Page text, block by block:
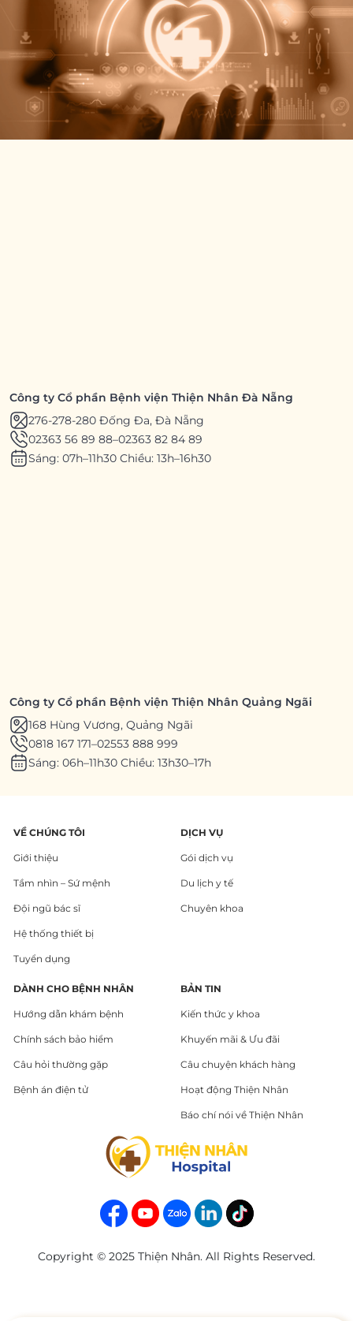
Công ty Cổ phần Bệnh viện Thiện Nhân Đà Nẵng
276-278-280 Đống Đa, Đà Nẵng
02363 56 89 88–02363 82 84 89
Sáng: 07h–11h30 Chiều: 13h–16h30
Công ty Cổ phần Bệnh viện Thiện Nhân Quảng Ngãi
168 Hùng Vương, Quảng Ngãi
0818 167 171–02553 888 999
Sáng: 06h–11h30 Chiều: 13h30–17h
VỀ CHÚNG TÔI
Giới thiệu
Tầm nhìn – Sứ mệnh
Đội ngũ bác sĩ
Hệ thống thiết bị
Tuyển dụng
DỊCH VỤ
Gói dịch vụ
Du lịch y tế
Chuyên khoa
DÀNH CHO BỆNH NHÂN
Hướng dẫn khám bệnh
Chính sách bảo hiểm
Câu hỏi thường gặp
Bệnh án điện tử
BẢN TIN
Kiến thức y khoa
Khuyến mãi & Ưu đãi
Câu chuyện khách hàng
Hoạt động Thiện Nhân
Báo chí nói về Thiện Nhân
Copyright © 2025 Thiện Nhân. All Rights Reserved.